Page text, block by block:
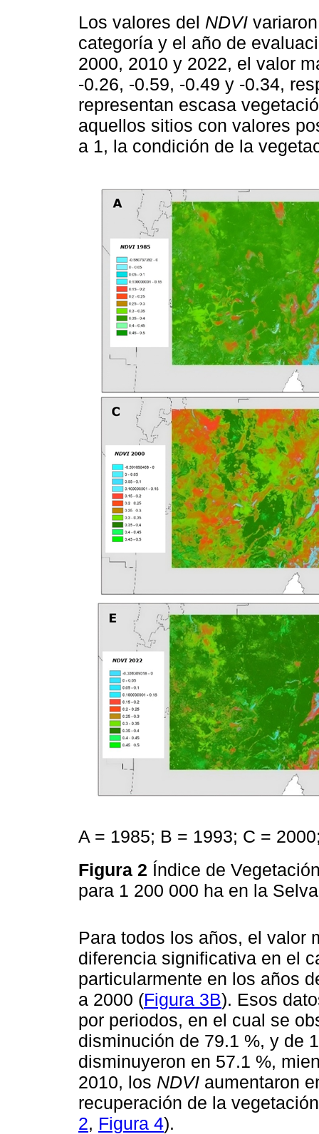
Los valores del NDVI
categoría y el año de
2000, 2010 y 2022, el valor
-0.26, -0.59, -0.49 y -0.34,
representan escasa
aquellos sitios con valores
a 1, la condición de la
A = 1985; B = 1993; C =
Figura 2 Índice de
para 1 200 000 ha en la
Para todos los años, el valor
diferencia significativa en el
particularmente en los años
a 2000 (Figura 3B). Esos
por periodos, en el cual se
disminución de 79.1 %, y de
disminuyeron en 57.1 %,
2010, los NDVI aumentaron
recuperación de la
2, Figura 4).